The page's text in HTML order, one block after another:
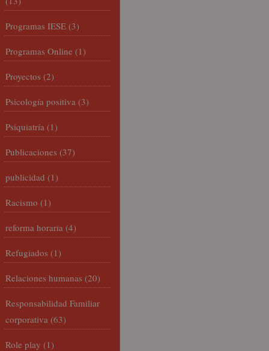
Programas IESE (3)
Programas Online (1)
Proyectos (2)
Psicología positiva (3)
Psiquiatría (1)
Publicaciones (37)
publicidad (1)
Racismo (1)
reforma horaria (4)
Refugiados (1)
Relaciones humanas (20)
Responsabilidad Familiar
corporativa (63)
Role play (1)